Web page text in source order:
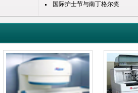
国际护士节与南丁格尔奖